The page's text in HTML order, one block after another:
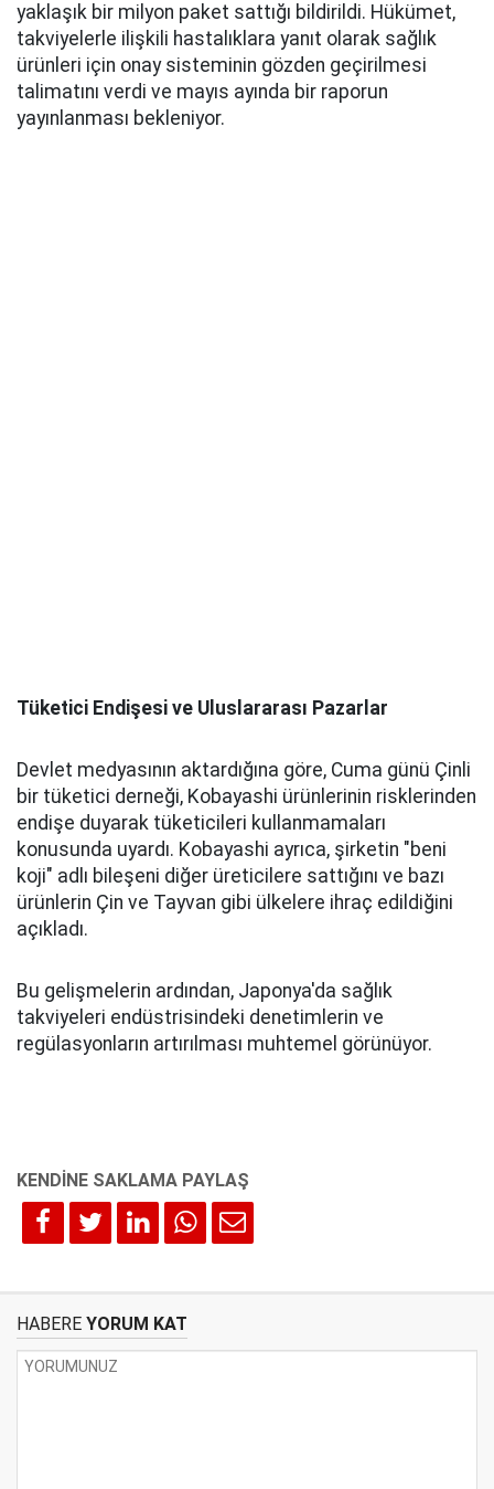
yaklaşık bir milyon paket sattığı bildirildi. Hükümet,
takviyelerle ilişkili hastalıklara yanıt olarak sağlık
ürünleri için onay sisteminin gözden geçirilmesi
talimatını verdi ve mayıs ayında bir raporun
yayınlanması bekleniyor.
Tüketici Endişesi ve Uluslararası Pazarlar
Devlet medyasının aktardığına göre, Cuma günü Çinli
bir tüketici derneği, Kobayashi ürünlerinin risklerinden
endişe duyarak tüketicileri kullanmamaları
konusunda uyardı. Kobayashi ayrıca, şirketin "beni
koji" adlı bileşeni diğer üreticilere sattığını ve bazı
ürünlerin Çin ve Tayvan gibi ülkelere ihraç edildiğini
açıkladı.
Bu gelişmelerin ardından, Japonya'da sağlık
takviyeleri endüstrisindeki denetimlerin ve
regülasyonların artırılması muhtemel görünüyor.
HABERE YORUM KAT